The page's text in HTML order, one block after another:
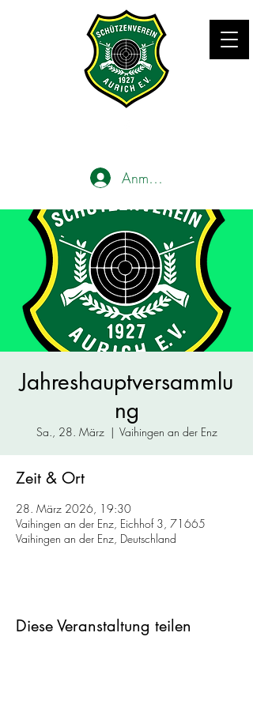
Anmelden
Jahreshauptversammlu
ng
Sa., 28. März
  |
Vaihingen an der Enz
Zeit & Ort
28. März 2026, 19:30
Vaihingen an der Enz, Eichhof 3, 71665
Vaihingen an der Enz, Deutschland
Diese Veranstaltung teilen